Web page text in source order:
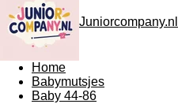
Juniorcompany.nl
Home
Babymutsjes
Baby 44-86